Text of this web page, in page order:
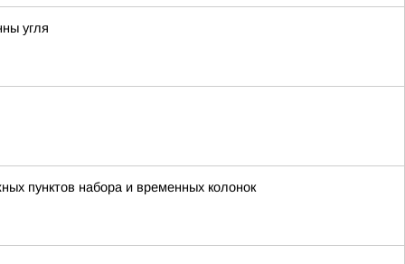
угля
пунктов набора и временных колонок